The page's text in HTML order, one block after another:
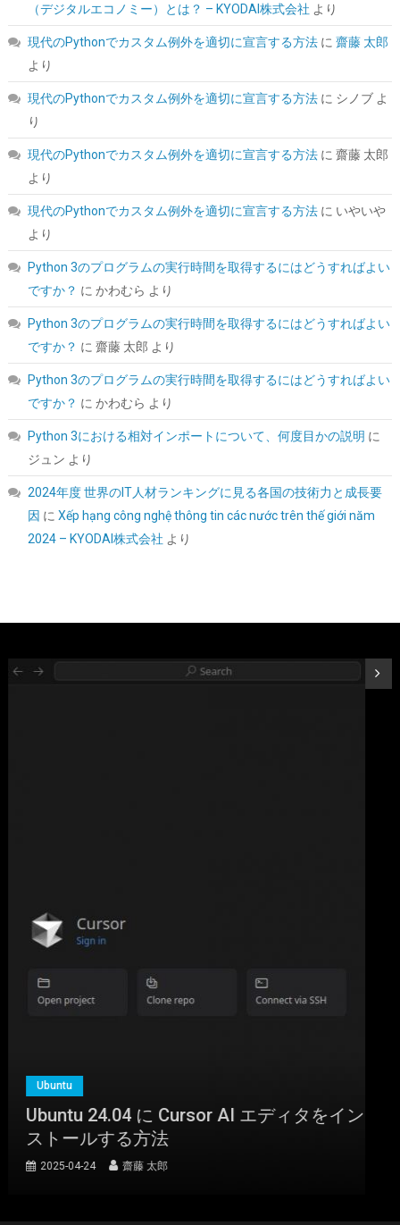
(542397) GBP 262.78
こちら)
Amazon限定 キオクシア 内蔵SSD 1TB PCIe Gen4×4 NVMe M.2
2280 読込7,200M SSD-CK1.0N4B/R
( 54520) GBP 158.64
こちら)
M.2 2280mm SSD両面ヒートシンク、PC / PS5用サーマルシリコ
ンパッド付きM.2 PCIE NVMe SSD (銀色)
5441953 GBP 4.81
（デジタルエコノミー）とは？ – KYODAI株式会社 より
現代のPythonでカスタム例外を適切に宣言する方法に 齋藤 太郎
より
現代のPythonでカスタム例外を適切に宣言する方法に シノブよ
り
現代のPythonでカスタム例外を適切に宣言する方法に 齋藤 太郎
より
現代のPythonでカスタム例外を適切に宣言する方法に いやいや
より
Python 3のプログラムの実行時間を取得するにはどうすればよい
ですか？ に かわむら より
Python 3のプログラムの実行時間を取得するにはどうすればよい
ですか？ に 齋藤 太郎 より
Python 3のプログラムの実行時間を取得するにはどうすればよい
ですか？ に かわむら より
Python 3における相対インポートについて、何度目かの説明 に
ジュン より
2024年度 世界のIT人材ランキングに見る各国の技術力と成長要
因 に Xếp hạng công nghệ thông tin các nước trên thế giới năm
2024 – KYODAI株式会社 より
Ubuntu
Ubuntu 24.04 に Cursor AI エディタをイン
ストールする方法
2025-04-24 齋藤 太郎